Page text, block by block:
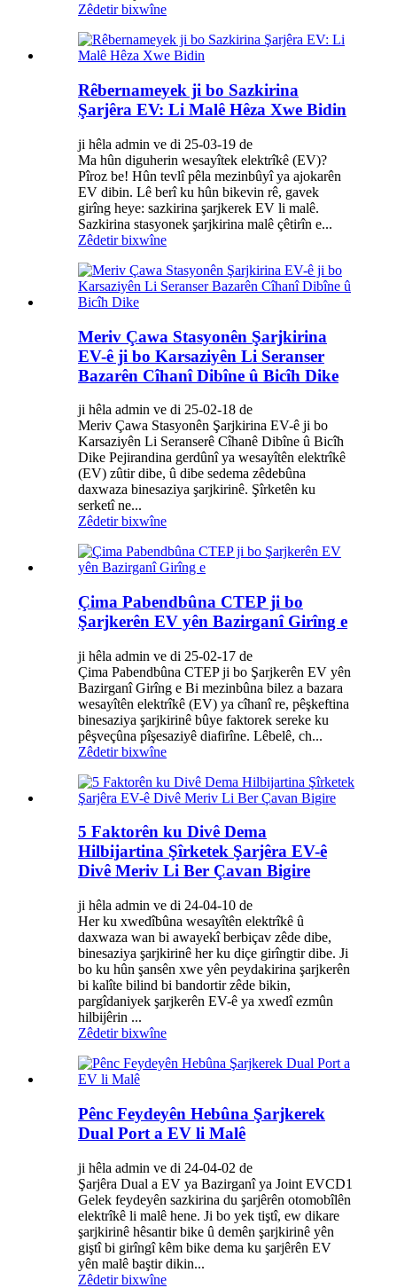
Zêdetir bixwîne
Rêbernameyek ji bo Sazkirina
Şarjêra EV: Li Malê Hêza Xwe Bidin
ji hêla admin ve di 25-03-19 de
Ma hûn diguherin wesayîtek elektrîkê (EV)?
Pîroz be! Hûn tevlî pêla mezinbûyî ya ajokarên
EV dibin. Lê berî ku hûn bikevin rê, gavek
girîng heye: sazkirina şarjkerek EV li malê.
Sazkirina stasyonek şarjkirina malê çêtirîn e...
Zêdetir bixwîne
Meriv Çawa Stasyonên Şarjkirina
EV-ê ji bo Karsaziyên Li Seranser
Bazarên Cîhanî Dibîne û Bicîh Dike
ji hêla admin ve di 25-02-18 de
Meriv Çawa Stasyonên Şarjkirina EV-ê ji bo
Karsaziyên Li Seranserê Cîhanê Dibîne û Bicîh
Dike Pejirandina gerdûnî ya wesayîtên elektrîkê
(EV) zûtir dibe, û dibe sedema zêdebûna
daxwaza binesaziya şarjkirinê. Şîrketên ku
serketî ne...
Zêdetir bixwîne
Çima Pabendbûna CTEP ji bo
Şarjkerên EV yên Bazirganî Girîng e
ji hêla admin ve di 25-02-17 de
Çima Pabendbûna CTEP ji bo Şarjkerên EV yên
Bazirganî Girîng e Bi mezinbûna bilez a bazara
wesayîtên elektrîkê (EV) ya cîhanî re, pêşkeftina
binesaziya şarjkirinê bûye faktorek sereke ku
pêşveçûna pîşesaziyê diafirîne. Lêbelê, ch...
Zêdetir bixwîne
5 Faktorên ku Divê Dema
Hilbijartina Şîrketek Şarjêra EV-ê
Divê Meriv Li Ber Çavan Bigire
ji hêla admin ve di 24-04-10 de
Her ku xwedîbûna wesayîtên elektrîkê û
daxwaza wan bi awayekî berbiçav zêde dibe,
binesaziya şarjkirinê her ku diçe girîngtir dibe. Ji
bo ku hûn şansên xwe yên peydakirina şarjkerên
bi kalîte bilind bi bandortir zêde bikin,
pargîdaniyek şarjkerên EV-ê ya xwedî ezmûn
hilbijêrin ...
Zêdetir bixwîne
Pênc Feydeyên Hebûna Şarjkerek
Dual Port a EV li Malê
ji hêla admin ve di 24-04-02 de
Şarjêra Dual a EV ya Bazirganî ya Joint EVCD1
Gelek feydeyên sazkirina du şarjêrên otomobîlên
elektrîkê li malê hene. Ji bo yek tiştî, ew dikare
şarjkirinê hêsantir bike û demên şarjkirinê yên
giştî bi girîngî kêm bike dema ku şarjêrên EV
yên malê baştir dikin...
Zêdetir bixwîne